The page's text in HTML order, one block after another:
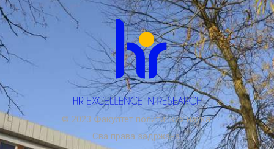
© 2023 Факултет политичких наука.
Сва права задржана.